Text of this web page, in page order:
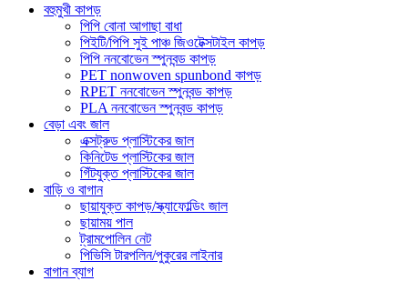
বহুমুখী কাপড়
পিপি বোনা আগাছা বাধা
পিইটি/পিপি সুই পাঞ্চ জিওটেক্সটাইল কাপড়
পিপি ননবোভেন স্পুনবন্ড কাপড়
PET nonwoven spunbond কাপড়
RPET ননবোভেন স্পুনবন্ড কাপড়
PLA ননবোভেন স্পুনবন্ড কাপড়
বেড়া এবং জাল
এক্সট্রুড প্লাস্টিকের জাল
কিনিটেড প্লাস্টিকের জাল
গিঁটযুক্ত প্লাস্টিকের জাল
বাড়ি ও বাগান
ছায়াযুক্ত কাপড়/স্ক্যাফোল্ডিং জাল
ছায়াময় পাল
ট্রামপোলিন নেট
পিভিসি টারপলিন/পুকুরের লাইনার
বাগান ব্যাগ